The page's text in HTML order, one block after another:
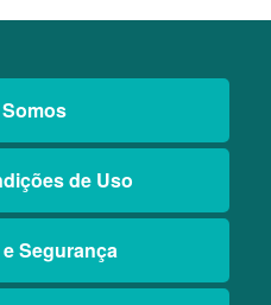
de Uso
Segurança